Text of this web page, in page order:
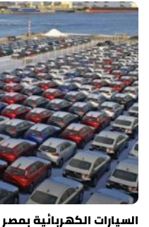
السيارات الكهربائية